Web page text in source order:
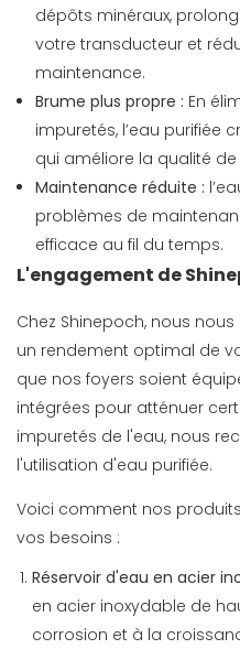
dépôts minéraux,
votre transducteur et
maintenance.
Brume plus propre : En
impuretés, l’eau purifiée
qui améliore la qualité de
Maintenance réduite :
problèmes de
efficace au fil du temps.
L'engagement de
Chez Shinepoch, nous
un rendement optimal de
que nos foyers soient
intégrées pour atténuer
impuretés de l'eau, nous
l'utilisation d'eau purifiée.
Voici comment nos
vos besoins :
Réservoir d'eau en acier
en acier inoxydable de
corrosion et à la